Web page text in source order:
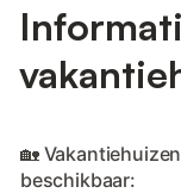
🏡 Vakantiehuizen
beschikbaar: